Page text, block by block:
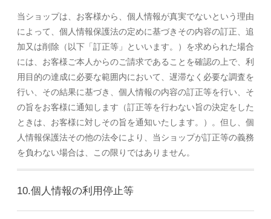
当ショップは、お客様から、個人情報が真実でないという理由
によって、個人情報保護法の定めに基づきその内容の訂正、追
加又は削除（以下「訂正等」といいます。）を求められた場合
には、お客様ご本人からのご請求であることを確認の上で、利
用目的の達成に必要な範囲内において、遅滞なく必要な調査を
行い、その結果に基づき、個人情報の内容の訂正等を行い、そ
の旨をお客様に通知します（訂正等を行わない旨の決定をした
ときは、お客様に対しその旨を通知いたします。）。但し、個
人情報保護法その他の法令により、当ショップが訂正等の義務
を負わない場合は、この限りではありません。
10.個人情報の利用停止等